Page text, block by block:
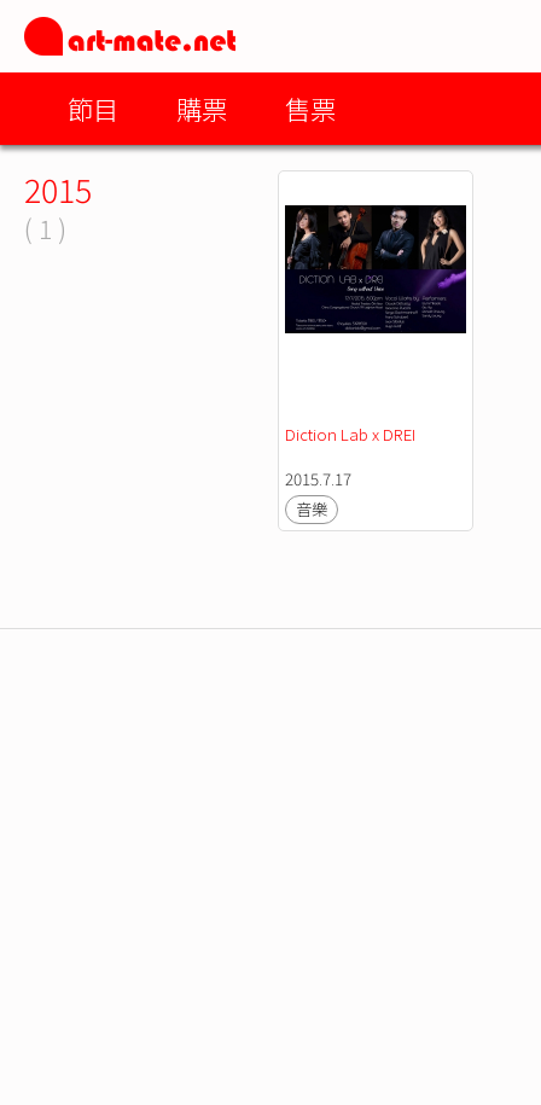
節目 購票 售票
2015
( 1 )
Diction Lab x DREI
2015.7.17
音樂